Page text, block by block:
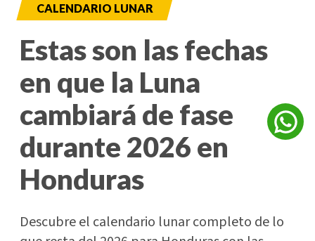
CALENDARIO LUNAR
Estas son las fechas
en que la Luna
cambiará de fase
durante 2026 en
Honduras
Descubre el calendario lunar completo de lo